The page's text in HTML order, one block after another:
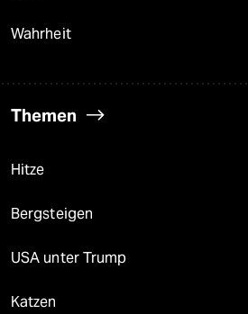
Wahrheit
Themen
Hitze
Bergsteigen
USA unter Trump
Katzen